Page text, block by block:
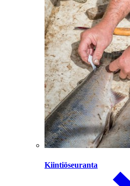
Kiintiöseuranta